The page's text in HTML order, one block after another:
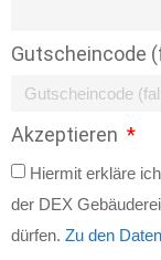
Gutscheincode
Akzeptieren
Hiermit erkläre
der DEX
dürfen. Zu den